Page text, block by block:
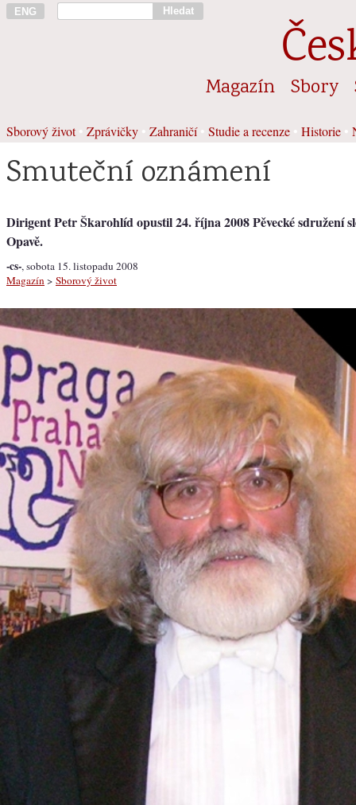
ENG Hledat
Magazín Sbory
Sborový život• Zprávičky Zahraničí• Studie a recenze Historie
Smuteční oznámení
Dirigent Petr Škarohlíd opustil 24. října 2008 Pěvecké sdružení
Opavě.
-cs-, sobota 15. listopadu 2008
Magazín > Sborový život